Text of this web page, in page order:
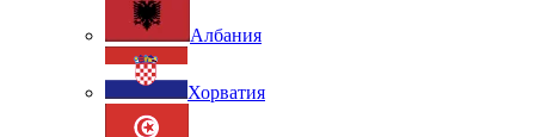
Албания
Хорватия